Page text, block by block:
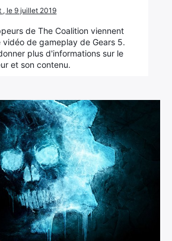
, le 9 juillet 2019
de The Coalition viennent
de gameplay de Gears 5.
plus d'informations sur le
et son contenu.